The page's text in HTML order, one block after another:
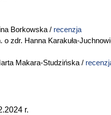
Borkowska / recenzja
Hanna Karakuła-
Makara-Studzińska /
r.